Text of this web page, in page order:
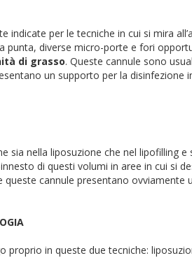
indicate per le tecniche in cui si mira
diverse micro-porte e fori
di grasso. Queste cannule sono
un supporto per la disinfezione
sia nella liposuzione che nel lipofilling
di questi volumi in aree in cui si
cannule presentano ovviamente
in queste due tecniche: